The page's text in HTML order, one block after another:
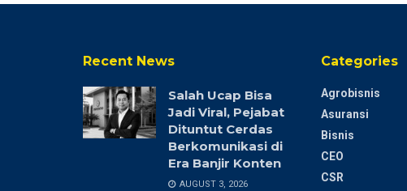
Recent News
Salah Ucap Bisa
Jadi Viral, Pejabat
Dituntut Cerdas
Berkomunikasi di
Era Banjir Konten
AUGUST 3, 2026
Categories
Agrobisnis
Asuransi
Bisnis
CEO
CSR